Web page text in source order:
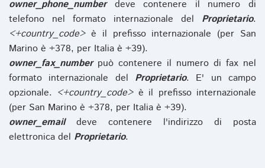
owner_phone_numberdeve contenere il numero di
telefono nel formato internazionale del Proprietario.
<+country_code>è il prefisso internazionale (per San
Marino è +378, per Italia è +39).
owner_fax_numberpuò contenere il numero di fax nel
formato internazionale del Proprietario. E' un campo
opzionale. <+country_code>è il prefisso internazionale
(per San Marino è +378, per Italia è +39).
owner_emaildeve contenere l'indirizzo di posta
elettronica del Proprietario.